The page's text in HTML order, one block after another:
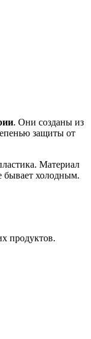
. Они созданы из
защиты от
Материал
бывает холодным.
продуктов.